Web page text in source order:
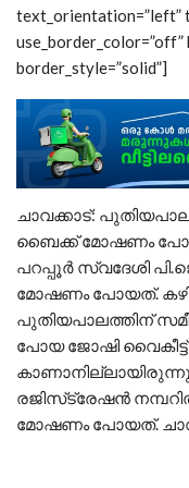
text_orientation=”left”
border_style=”solid”]
ചാവക്കാട്:
ബൈക്ക് മോഷണം
പറപ്പൂര്‍ സ്വദേശി
മോഷണം പോയത്.
പുതിയപാലത്തിന്
പോയ ജോഷി
രജിസ്‌ട്രേഷന്‍
മോഷണം പോയത്.